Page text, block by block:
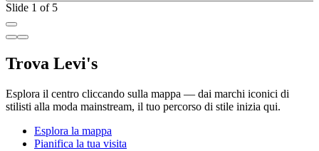
Slide 1 of 5
Trova Levi's
Esplora il centro cliccando sulla mappa — dai marchi iconici di
stilisti alla moda mainstream, il tuo percorso di stile inizia qui.
Esplora la mappa
Pianifica la tua visita